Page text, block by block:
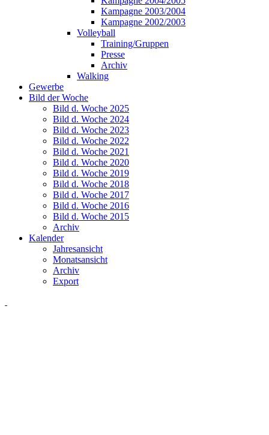
Kampagne 2003/2004
Kampagne 2002/2003
Volleyball
Training/Gruppen
Presse
Archiv
Walking
Gewerbe
Bild der Woche
Bild d. Woche 2025
Bild d. Woche 2024
Bild d. Woche 2023
Bild d. Woche 2022
Bild d. Woche 2021
Bild d. Woche 2020
Bild d. Woche 2019
Bild d. Woche 2018
Bild d. Woche 2017
Bild d. Woche 2016
Bild d. Woche 2015
Archiv
Kalender
Jahresansicht
Monatsansicht
Archiv
Export